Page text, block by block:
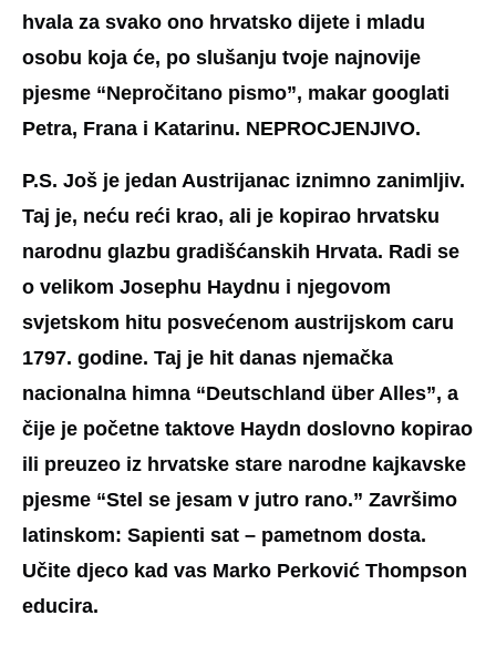
hvala za svako ono hrvatsko dijete i mladu
osobu koja će, po slušanju tvoje najnovije
pjesme “Nepročitano pismo”, makar googlati
Petra, Frana i Katarinu. NEPROCJENJIVO.
P.S. Još je jedan Austrijanac iznimno zanimljiv.
Taj je, neću reći krao, ali je kopirao hrvatsku
narodnu glazbu gradišćanskih Hrvata. Radi se
o velikom Josephu Haydnu i njegovom
svjetskom hitu posvećenom austrijskom caru
1797. godine. Taj je hit danas njemačka
nacionalna himna “Deutschland über Alles”, a
čije je početne taktove Haydn doslovno kopirao
ili preuzeo iz hrvatske stare narodne kajkavske
pjesme “Stel se jesam v jutro rano.” Završimo
latinskom: Sapienti sat – pametnom dosta.
Učite djeco kad vas Marko Perković Thompson
educira.